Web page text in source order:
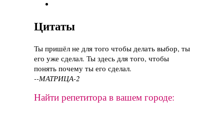
Цитаты
Ты пришёл не для того чтобы делать выбор, ты
его уже сделал. Ты здесь для того, чтобы
понять почему ты его сделал.
--МАТРИЦА-2
Найти репетитора в вашем городе: